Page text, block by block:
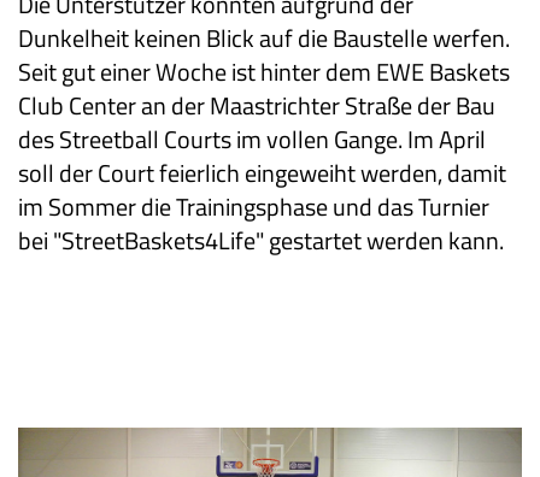
Dunkelheit keinen Blick auf die Baustelle werfen.
Seit gut einer Woche ist hinter dem EWE Baskets
Club Center an der Maastrichter Straße der Bau
des Streetball Courts im vollen Gange. Im April
soll der Court feierlich eingeweiht werden, damit
im Sommer die Trainingsphase und das Turnier
bei "StreetBaskets4Life" gestartet werden kann.